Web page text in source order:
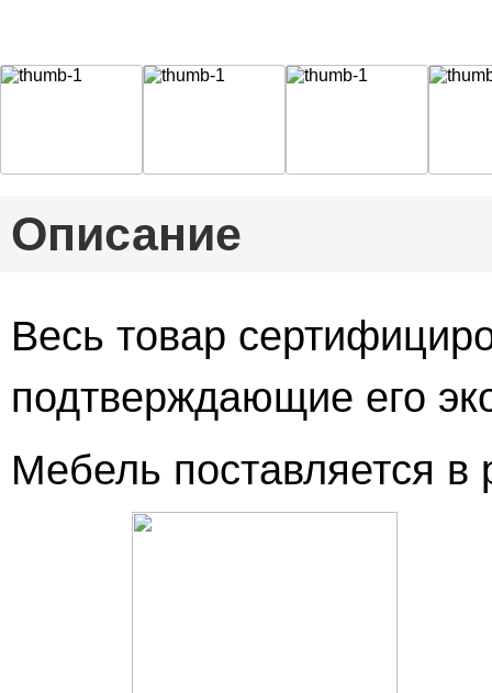
Описание
Весь товар
подтверждающие его
Мебель поставляется в